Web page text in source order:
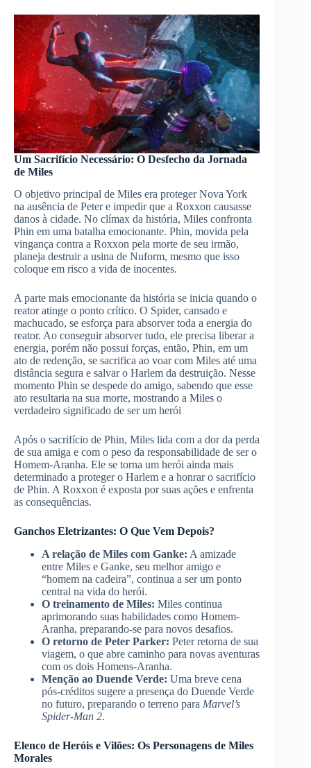
Um Sacrifício Necessário: O Desfecho da Jornada
de Miles
O objetivo principal de Miles era proteger Nova York
na ausência de Peter e impedir que a Roxxon causasse
danos à cidade. No clímax da história, Miles confronta
Phin em uma batalha emocionante. Phin, movida pela
vingança contra a Roxxon pela morte de seu irmão,
planeja destruir a usina de Nuform, mesmo que isso
coloque em risco a vida de inocentes.
A parte mais emocionante da história se inicia quando o
reator atinge o ponto crítico. O Spider, cansado e
machucado, se esforça para absorver toda a energia do
reator. Ao conseguir absorver tudo, ele precisa liberar a
energia, porém não possui forças, então, Phin, em um
ato de redenção, se sacrifica ao voar com Miles até uma
distância segura e salvar o Harlem da destruição. Nesse
momento Phin se despede do amigo, sabendo que esse
ato resultaria na sua morte, mostrando a Miles o
verdadeiro significado de ser um herói
Após o sacrifício de Phin, Miles lida com a dor da perda
de sua amiga e com o peso da responsabilidade de ser o
Homem-Aranha. Ele se torna um herói ainda mais
determinado a proteger o Harlem e a honrar o sacrifício
de Phin. A Roxxon é exposta por suas ações e enfrenta
as consequências.
Ganchos Eletrizantes: O Que Vem Depois?
A relação de Miles com Ganke: A amizade
entre Miles e Ganke, seu melhor amigo e
“homem na cadeira”, continua a ser um ponto
central na vida do herói.
O treinamento de Miles: Miles continua
aprimorando suas habilidades como Homem-
Aranha, preparando-se para novos desafios.
O retorno de Peter Parker: Peter retorna de sua
viagem, o que abre caminho para novas aventuras
com os dois Homens-Aranha.
Menção ao Duende Verde: Uma breve cena
pós-créditos sugere a presença do Duende Verde
no futuro, preparando o terreno para Marvel’s
Spider-Man 2.
Elenco de Heróis e Vilões: Os Personagens de Miles
Morales